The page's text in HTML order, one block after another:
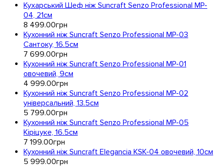
Кухарський Шеф ніж Suncraft Senzo Professional MP-
04, 21см
8 499.00грн
Кухонний ніж Suncraft Senzo Professional MP-03
Сантоку, 16.5см
7 699.00грн
Кухонний ніж Suncraft Senzo Professional MP-01
овочевий, 9см
4 999.00грн
Кухонний ніж Suncraft Senzo Professional MP-02
універсальний, 13.5см
5 799.00грн
Кухонний ніж Suncraft Senzo Professional MP-05
Кіріцуке, 16.5см
7 199.00грн
Кухонний ніж Suncraft Elegancia KSK-04 овочевий, 10см
5 999.00грн